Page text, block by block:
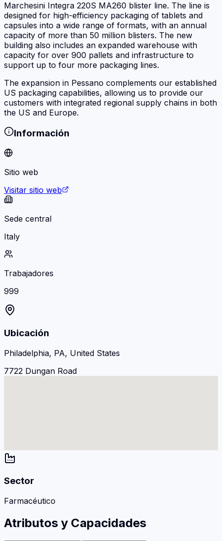
Marchesini Integra 220S MA260 blister line. The line is
designed for high-efficiency packaging of tablets and
capsules into a wide range of formats, with an annual
capacity of more than 50 million blisters. The new
building also includes an expanded warehouse with
capacity for over 900 pallets and infrastructure to
support up to four more packaging lines.
The expansion in Pessano complements our established
US packaging capabilities, allowing us to provide our
customers with integrated regional supply chains in both
the US and Europe.
Información
Sitio web
Visitar sitio web
Sede central
Italy
Trabajadores
999
Ubicación
Philadelphia, PA, United States
7722 Dungan Road
Sector
Farmacéutico
Atributos y Capacidades